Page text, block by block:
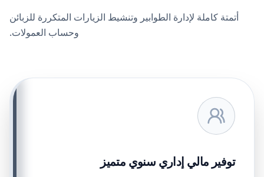
أتمتة كاملة لإدارة الطوابير وتنشيط الزيارات المتكررة للزبائن
وحساب العمولات.
توفير مالي إداري سنوي متميز